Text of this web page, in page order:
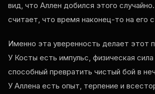
вид, что Аллен добился этого
считает, что время наконец-то на его
Именно эта уверенность делает этот
У Косты есть импульс, физическая сила
способный превратить чистый бой в
У Аллена есть опыт, терпение и